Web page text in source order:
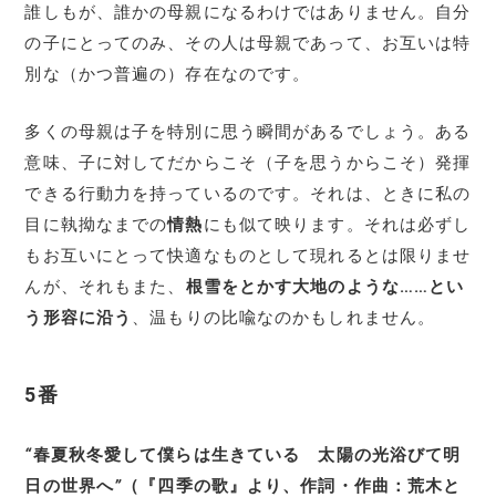
誰しもが、誰かの母親になるわけではありません。自分
の子にとってのみ、その人は母親であって、お互いは特
別な（かつ普遍の）存在なのです。
多くの母親は子を特別に思う瞬間があるでしょう。ある
意味、子に対してだからこそ（子を思うからこそ）発揮
できる行動力を持っているのです。それは、ときに私の
目に執拗なまでの情熱にも似て映ります。それは必ずし
もお互いにとって快適なものとして現れるとは限りませ
んが、それもまた、 根雪をとかす大地のような……とい
う形容に沿う
、温もりの比喩なのかもしれません。
5番
“春夏秋冬愛して僕らは生きている 太陽の光浴びて明
日の世界へ” （『四季の歌』より、作詞・作曲：荒木と